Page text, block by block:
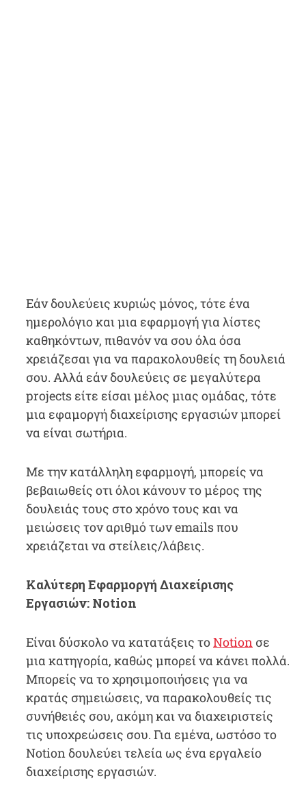
Εάν δουλεύεις κυριώς μόνος, τότε ένα
ημερολόγιο και μια εφαρμογή για λίστες
καθηκόντων, πιθανόν να σου όλα όσα
χρειάζεσαι για να παρακολουθείς τη δουλειά
σου. Αλλά εάν δουλεύεις σε μεγαλύτερα
projects είτε είσαι μέλος μιας ομάδας, τότε
μια εφαμοργή διαχείρισης εργασιών μπορεί
να είναι σωτήρια.
Με την κατάλληλη εφαρμογή, μπορείς να
βεβαιωθείς οτι όλοι κάνουν το μέρος της
δουλειάς τους στο χρόνο τους και να
μειώσεις τον αριθμό των emails που
χρειάζεται να στείλεις/λάβεις.
Καλύτερη Εφαρμοργή Διαχείρισης
Εργασιών: Notion
Είναι δύσκολο να κατατάξεις τοNotionσε
μια κατηγορία, καθώς μπορεί να κάνει πολλά.
Μπορείς να το χρησιμοποιήσεις για να
κρατάς σημειώσεις, να παρακολουθείς τις
συνήθειές σου, ακόμη και να διαχειριστείς
τις υποχρεώσεις σου. Για εμένα, ωστόσο το
Notion δουλεύει τελεία ως ένα εργαλείο
διαχείρισης εργασιών.